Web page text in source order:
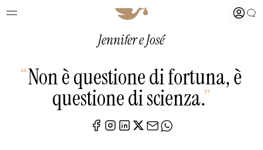
Jennifer e José
“Non è questione di fortuna, è
questione di scienza.”